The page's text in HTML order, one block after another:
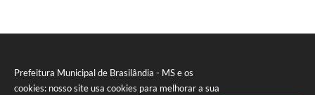
Prefeitura Municipal de Brasilândia - MS e os
cookies: nosso site usa cookies para melhorar a sua